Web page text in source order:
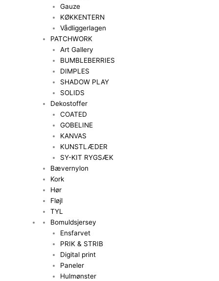
Gauze
KØKKENTERN
Vådliggerlagen
PATCHWORK
Art Gallery
BUMBLEBERRIES
DIMPLES
SHADOW PLAY
SOLIDS
Dekostoffer
COATED
GOBELINE
KANVAS
KUNSTLÆDER
SY-KIT RYGSÆK
Bævernylon
Kork
Hør
Fløjl
TYL
Bomuldsjersey
Ensfarvet
PRIK & STRIB
Digital print
Paneler
Hulmønster